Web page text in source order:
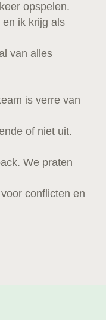
opspelen.
ik krijg als
van alles
is verre van
of niet uit.
We praten
conflicten en